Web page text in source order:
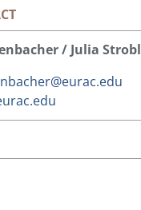
/ Julia Strobl